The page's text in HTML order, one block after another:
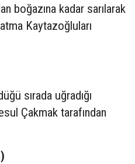
boğazına kadar sarılarak
Kaytazoğluları
sırada uğradığı
Çakmak tarafından